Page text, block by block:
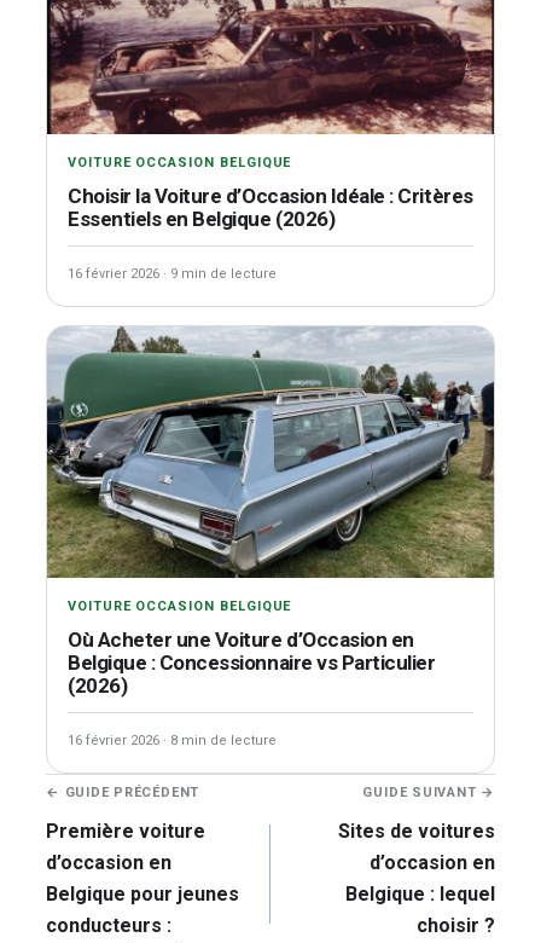
VOITURE OCCASION BELGIQUE
Choisir la Voiture d’Occasion Idéale : Critères
Essentiels en Belgique (2026)
16 février 2026 · 9 min de lecture
VOITURE OCCASION BELGIQUE
Où Acheter une Voiture d’Occasion en
Belgique : Concessionnaire vs Particulier
(2026)
16 février 2026 · 8 min de lecture
Navigation
de
l’article
← GUIDE PRÉCÉDENT
Première voiture
d’occasion en
Belgique pour jeunes
conducteurs :
GUIDE SUIVANT →
Sites de voitures
d’occasion en
Belgique : lequel
choisir ?